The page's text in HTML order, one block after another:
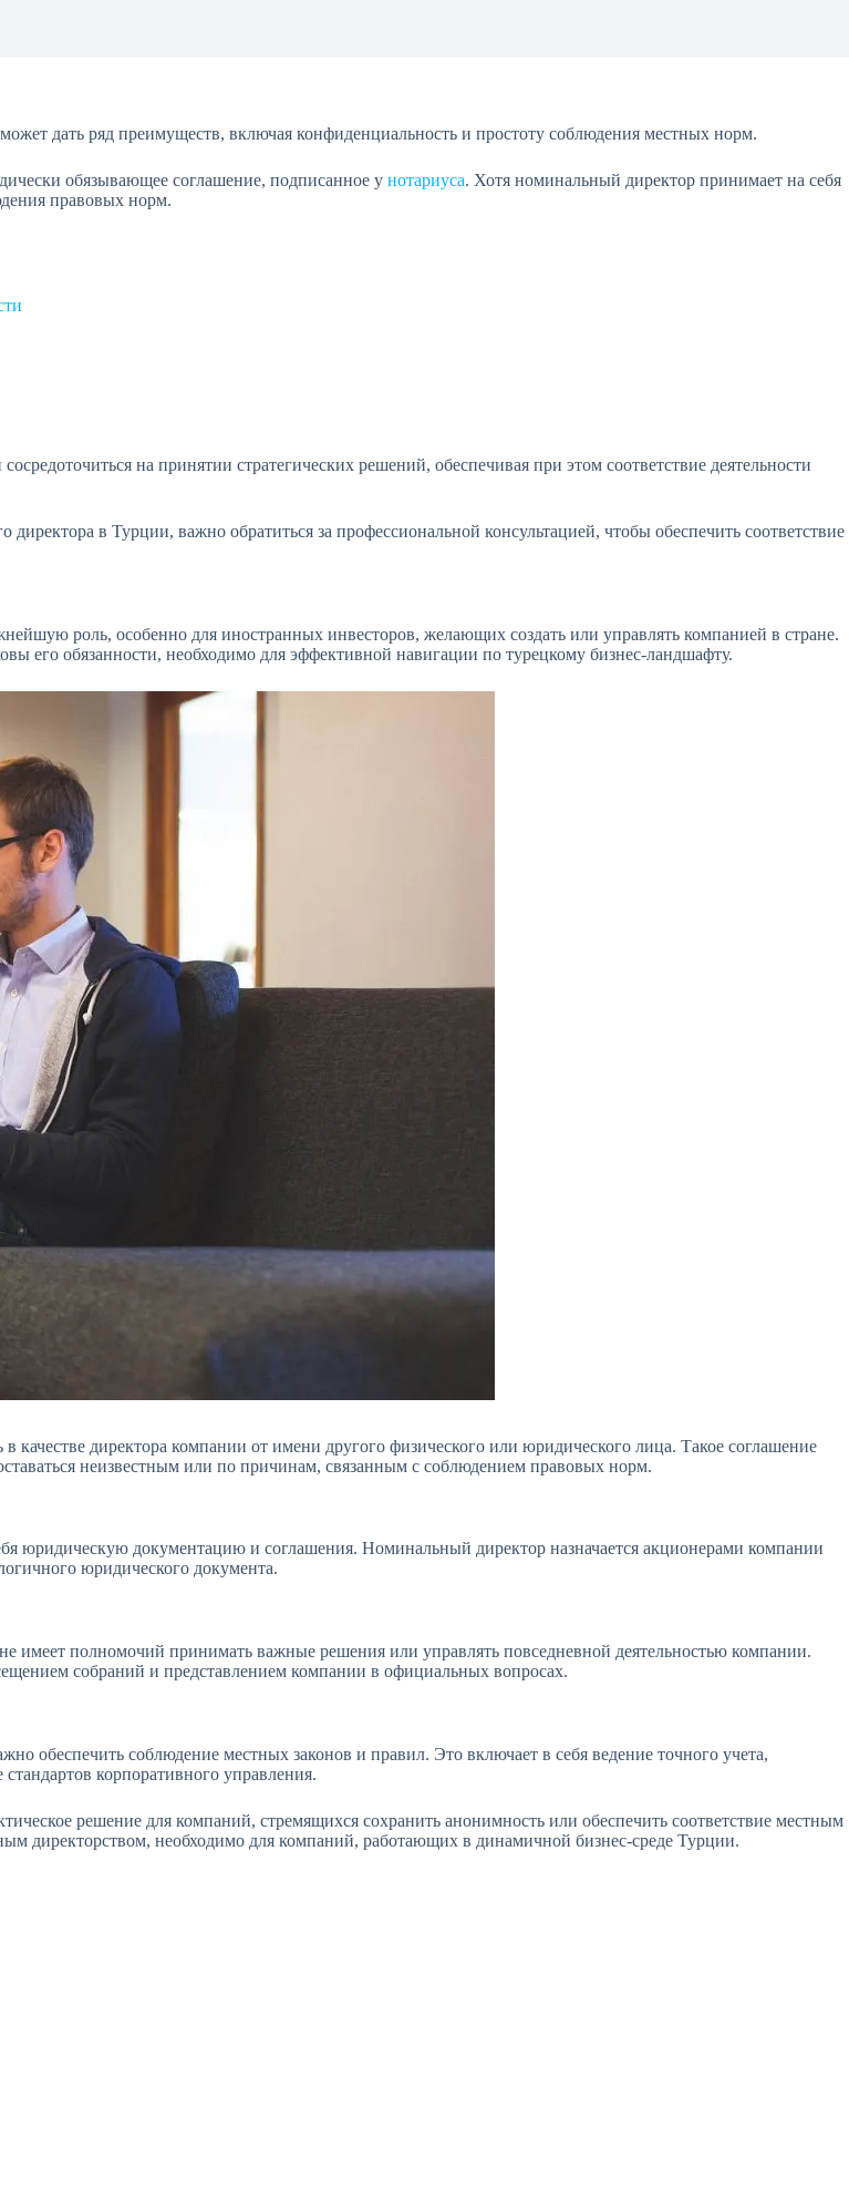
может дать ряд преимуществ, включая конфиденциальность и простоту соблюдения местных норм.
обязывающее соглашение, подписанное у нотариуса. Хотя номинальный директор принимает на себя
правовых норм.
на принятии стратегических решений, обеспечивая при этом соответствие деятельности
в Турции, важно обратиться за профессиональной консультацией, чтобы обеспечить соответствие
роль, особенно для иностранных инвесторов, желающих создать или управлять компанией в стране.
его обязанности, необходимо для эффективной навигации по турецкому бизнес-ландшафту.
директора компании от имени другого физического или юридического лица. Такое соглашение
неизвестным или по причинам, связанным с соблюдением правовых норм.
юридическую документацию и соглашения. Номинальный директор назначается акционерами компании
юридического документа.
имеет полномочий принимать важные решения или управлять повседневной деятельностью компании.
собраний и представлением компании в официальных вопросах.
обеспечить соблюдение местных законов и правил. Это включает в себя ведение точного учета,
корпоративного управления.
решение для компаний, стремящихся сохранить анонимность или обеспечить соответствие местным
директорством, необходимо для компаний, работающих в динамичной бизнес-среде Турции.